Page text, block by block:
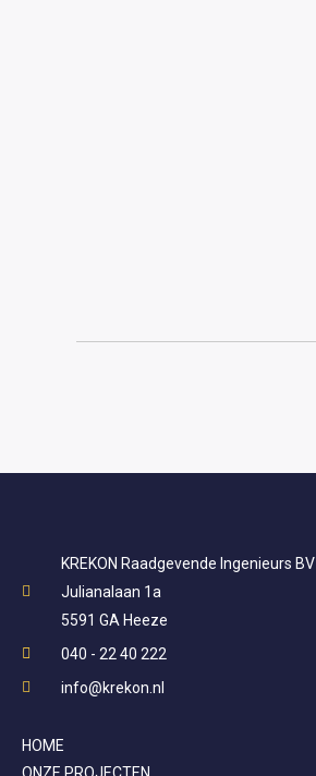
KREKON Raadgevende Ingenieurs BV
Julianalaan 1a
5591 GA Heeze
040 - 22 40 222
info@krekon.nl
HOME